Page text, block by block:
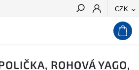
CZK
Hledat
ROHOVÁ YAGO,